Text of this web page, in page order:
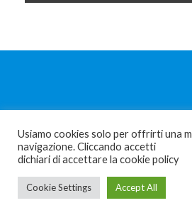
Affidati A
Usiamo cookies solo per offrirti una
navigazione. Cliccando accetti
dichiari di accettare la cookie policy
Cookie Settings Accept All